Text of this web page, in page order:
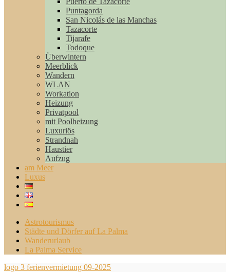
Puntagorda
San Nicolás de las Manchas
Tazacorte
Tijarafe
Todoque
Überwintern
Meerblick
Wandern
WLAN
Workation
Heizung
Privatpool
mit Poolheizung
Luxuriös
Strandnah
Haustier
Aufzug
am Meer
Luxus
Astrotourismus
Städte und Dörfer auf La Palma
Wanderurlaub
La Palma Service
logo 3 ferienvermietung 09-2025